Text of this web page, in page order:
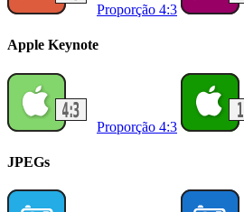
Proporção 4:3
Apple Keynote
Proporção 4:3
JPEGs